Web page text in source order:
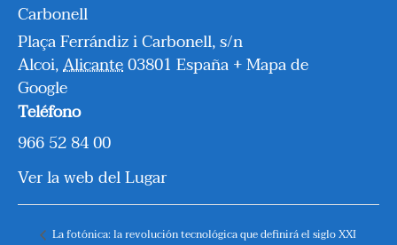
Carbonell
Plaça Ferrándiz i Carbonell, s/n
Alcoi,Alicante03801 España + Mapa de
Google
Teléfono
966 52 84 00
Ver la web del Lugar
La fotónica: la revolución tecnológica que definirá el siglo XXI